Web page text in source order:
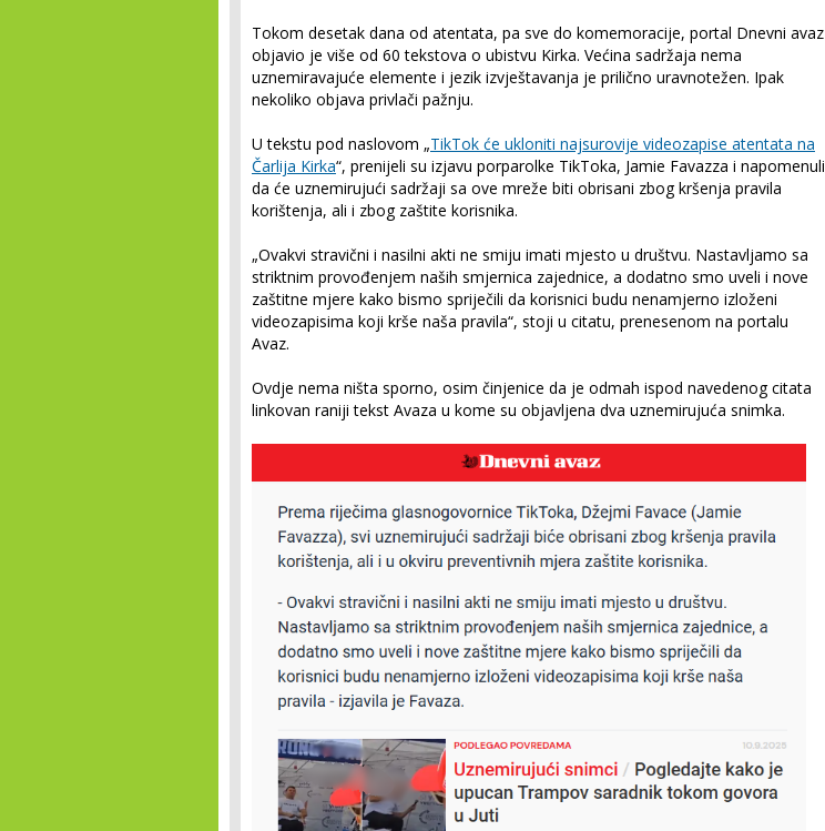
Tokom desetak dana od atentata, pa sve do komemoracije, portal Dnevni avaz
objavio je više od 60 tekstova o ubistvu Kirka. Većina sadržaja nema
uznemiravajuće elemente i jezik izvještavanja je prilično uravnotežen. Ipak
nekoliko objava privlači pažnju.
U tekstu pod naslovom „TikTok će ukloniti najsurovije videozapise atentata na
Čarlija Kirka“, prenijeli su izjavu porparolke TikToka, Jamie Favazza i napomenuli
da će uznemirujući sadržaji sa ove mreže biti obrisani zbog kršenja pravila
korištenja, ali i zbog zaštite korisnika.
„Ovakvi stravični i nasilni akti ne smiju imati mjesto u društvu. Nastavljamo sa
striktnim provođenjem naših smjernica zajednice, a dodatno smo uveli i nove
zaštitne mjere kako bismo spriječili da korisnici budu nenamjerno izloženi
videozapisima koji krše naša pravila“, stoji u citatu, prenesenom na portalu
Avaz.
Ovdje nema ništa sporno, osim činjenice da je odmah ispod navedenog citata
linkovan raniji tekst Avaza u kome su objavljena dva uznemirujuća snimka.